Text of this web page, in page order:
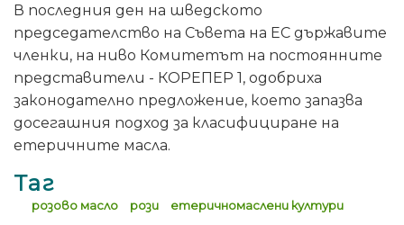
В последния ден на шведското
председателство на Съвета на ЕС държавите
членки, на ниво Комитетът на постоянните
представители - КОРЕПЕР 1, одобриха
законодателно предложение, което запазва
досегашния подход за класифициране на
етеричните масла.
Таг
розово масло рози етеричномаслени култури